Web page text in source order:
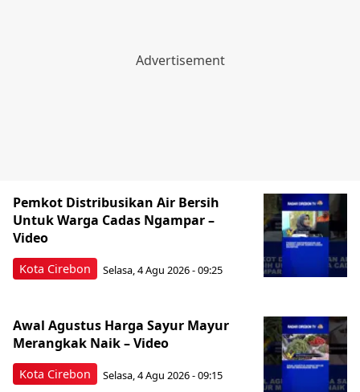
Kota Cirebon
Pemkot Distribusikan Air Bersih
Untuk Warga Cadas Ngampar –
Video
Selasa, 4 Agu 2026 - 09:25
Kota Cirebon
Awal Agustus Harga Sayur Mayur
Merangkak Naik – Video
Selasa, 4 Agu 2026 - 09:15